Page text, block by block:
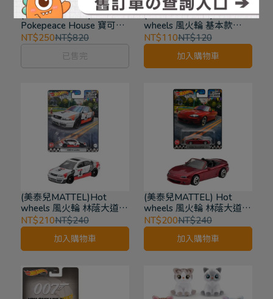
(TAKARA TOMY)
Pokepeace House 寶可夢
小屋 廚房 小仙奶＆皮卡丘
場景盒玩 組合屋
NT$250NT$820
已售完
(美泰兒MATTEL) Hot
wheels 風火輪 基本款
Mazda Rep HNK11
NT$110NT$120
加入購物車
(美泰兒MATTEL)Hot
wheels 風火輪 林蔭大道
Audi S4 Quattro
NT$210NT$240
加入購物車
(美泰兒MATTEL) Hot
wheels 風火輪 林蔭大道
HKF22 04 馬自達
Mazdaspeed Miata
NT$200NT$240
加入購物車